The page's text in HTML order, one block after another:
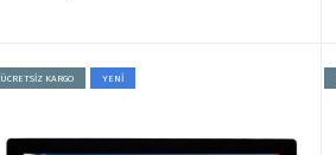
ÜCRETSİZ KARGO YENİ